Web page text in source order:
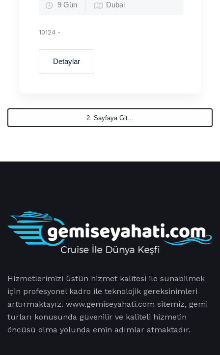
9 Gün Dubai
10124 -
Detaylar
2. Sayfaya Git...
Hizmetlerimizi üstün hizmet kalitesi ile sunabilmek
için profesyonel kadro ile teknolojik gereksinimleri
arttırmaktayız. www.gemiseyahati.com sitemiz, gemi
turları konusunda güvenilir ve kaliteli hizmetin
öncüsü olma yolunda emin adımlar atmaktadır.